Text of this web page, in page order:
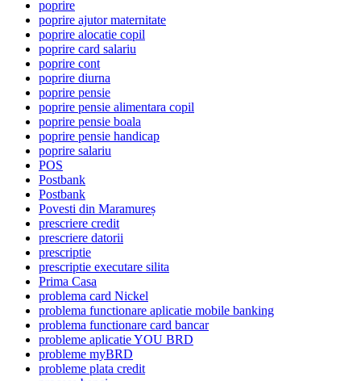
poprire
poprire ajutor maternitate
poprire alocatie copil
poprire card salariu
poprire cont
poprire diurna
poprire pensie
poprire pensie alimentara copil
poprire pensie boala
poprire pensie handicap
poprire salariu
POS
Postbank
Postbank
Povesti din Maramureș
prescriere credit
prescriere datorii
prescriptie
prescriptie executare silita
Prima Casa
problema card Nickel
problema functionare aplicatie mobile banking
problema functionare card bancar
probleme aplicatie YOU BRD
probleme myBRD
probleme plata credit